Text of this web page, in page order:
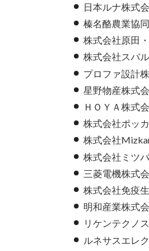
日本ルナ株式
榛名酪農業協
株式会社原田
株式会社スバル
プロファ設計
星野物産株式
ＨＯＹＡ株式
株式会社ポッ
株式会社
株式会社ミツバ
三菱電機株式
株式会社免疫
明和産業株式
リケンテクノ
ルネサスエレ